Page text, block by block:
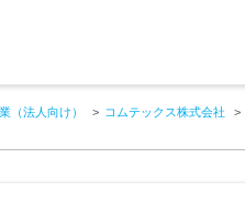
（法人向け） コムテックス株式会社